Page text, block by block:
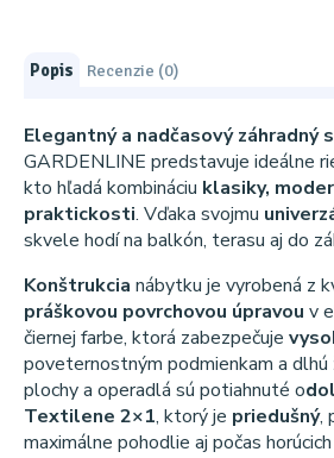
Popis Recenzie (0)
Elegantný a nadčasový záhradný
GARDENLINE predstavuje ideálne
kto hľadá kombináciu klasiky,
praktickosti. Vďaka svojmu
skvele hodí na balkón, terasu aj do
Konštrukcia nábytku je vyrobená z
práškovou povrchovou úpravou v
čiernej farbe, ktorá zabezpečuje
poveternostným podmienkam a dlhú
plochy a operadlá sú potiahnuté o
Textilene 2×1, ktorý je priedušný,
maximálne pohodlie aj počas